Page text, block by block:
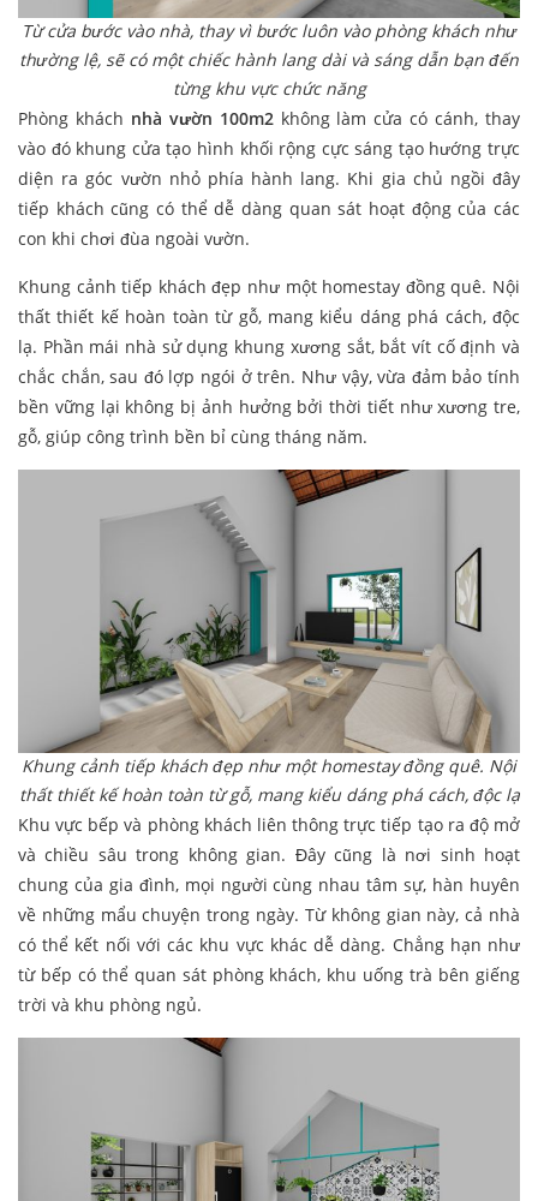
Từ cửa bước vào nhà, thay vì bước luôn vào phòng khách như
thường lệ, sẽ có một chiếc hành lang dài và sáng dẫn bạn đến
từng khu vực chức năng
Phòng khách nhà vườn 100m2không làm cửa có cánh, thay
vào đó khung cửa tạo hình khối rộng cực sáng tạo hướng trực
diện ra góc vườn nhỏ phía hành lang. Khi gia chủ ngồi đây
tiếp khách cũng có thể dễ dàng quan sát hoạt động của các
con khi chơi đùa ngoài vườn.
Khung cảnh tiếp khách đẹp như một homestay đồng quê. Nội
thất thiết kế hoàn toàn từ gỗ, mang kiểu dáng phá cách, độc
lạ. Phần mái nhà sử dụng khung xương sắt, bắt vít cố định và
chắc chắn, sau đó lợp ngói ở trên. Như vậy, vừa đảm bảo tính
bền vững lại không bị ảnh hưởng bởi thời tiết như xương tre,
gỗ, giúp công trình bền bỉ cùng tháng năm.
Khung cảnh tiếp khách đẹp như một homestay đồng quê. Nội
thất thiết kế hoàn toàn từ gỗ, mang kiểu dáng phá cách, độc lạ
Khu vực bếp và phòng khách liên thông trực tiếp tạo ra độ mở
và chiều sâu trong không gian. Đây cũng là nơi sinh hoạt
chung của gia đình, mọi người cùng nhau tâm sự, hàn huyên
về những mẩu chuyện trong ngày. Từ không gian này, cả nhà
có thể kết nối với các khu vực khác dễ dàng. Chẳng hạn như
từ bếp có thể quan sát phòng khách, khu uống trà bên giếng
trời và khu phòng ngủ.